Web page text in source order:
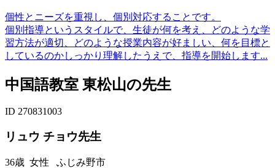
個性とニーズを重視し、個別対応することです。
個別指導というスタイルで、生徒が何を考え、どのような学
習方法が適切、どのような授業内容が好ましい、何を目標と
しているのかしっかり理解したうえで、指導を開始します...
中国語教室 東松山の先生
ID 270831003
リュウ チョウ先生
36歳 女性 ふじみ野市